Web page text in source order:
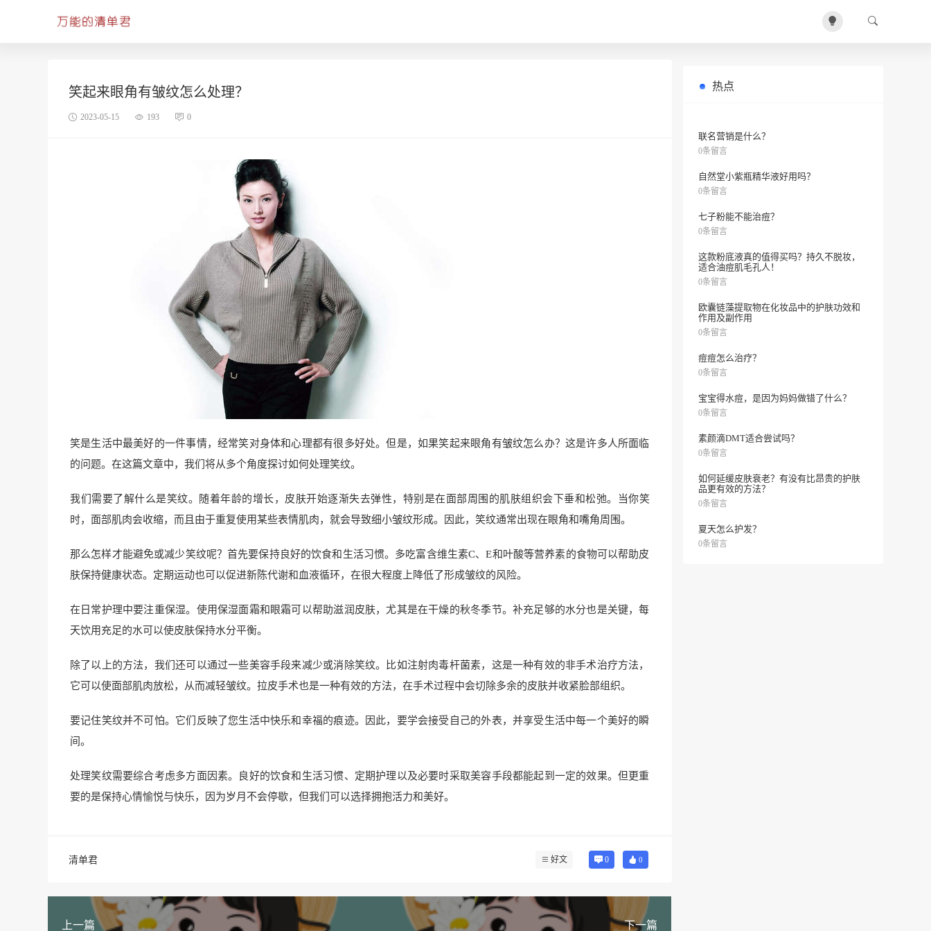
笑起来眼角有皱纹怎么处理？
2023-05-15 193 0
笑是生活中最美好的一件事情，经常笑对身体和心理都有很多好处。但是，如果笑起来眼角有皱纹怎么办？这是许多人所面临
的问题。在这篇文章中，我们将从多个角度探讨如何处理笑纹。
我们需要了解什么是笑纹。随着年龄的增长，皮肤开始逐渐失去弹性，特别是在面部周围的肌肤组织会下垂和松弛。当你笑
时，面部肌肉会收缩，而且由于重复使用某些表情肌肉，就会导致细小皱纹形成。因此，笑纹通常出现在眼角和嘴角周围。
那么怎样才能避免或减少笑纹呢？首先要保持良好的饮食和生活习惯。多吃富含维生素C、E和叶酸等营养素的食物可以帮助皮
肤保持健康状态。定期运动也可以促进新陈代谢和血液循环，在很大程度上降低了形成皱纹的风险。
在日常护理中要注重保湿。使用保湿面霜和眼霜可以帮助滋润皮肤，尤其是在干燥的秋冬季节。补充足够的水分也是关键，每
天饮用充足的水可以使皮肤保持水分平衡。
除了以上的方法，我们还可以通过一些美容手段来减少或消除笑纹。比如注射肉毒杆菌素，这是一种有效的非手术治疗方法，
它可以使面部肌肉放松，从而减轻皱纹。拉皮手术也是一种有效的方法，在手术过程中会切除多余的皮肤并收紧脸部组织。
要记住笑纹并不可怕。它们反映了您生活中快乐和幸福的痕迹。因此，要学会接受自己的外表，并享受生活中每一个美好的瞬
间。
处理笑纹需要综合考虑多方面因素。良好的饮食和生活习惯、定期护理以及必要时采取美容手段都能起到一定的效果。但更重
要的是保持心情愉悦与快乐，因为岁月不会停歇，但我们可以选择拥抱活力和美好。
清单君 好文 0 0
上一篇 下一篇
热点
联名营销是什么？
0条留言
自然堂小紫瓶精华液好用吗？
0条留言
七子粉能不能治痘？
0条留言
这款粉底液真的值得买吗？持久不脱妆，
适合油痘肌毛孔人！
0条留言
欧囊链藻提取物在化妆品中的护肤功效和
作用及副作用
0条留言
痘痘怎么治疗？
0条留言
宝宝得水痘，是因为妈妈做错了什么？
0条留言
素颜滴DMT适合尝试吗？
0条留言
如何延缓皮肤衰老？有没有比昂贵的护肤
品更有效的方法？
0条留言
夏天怎么护发？
0条留言